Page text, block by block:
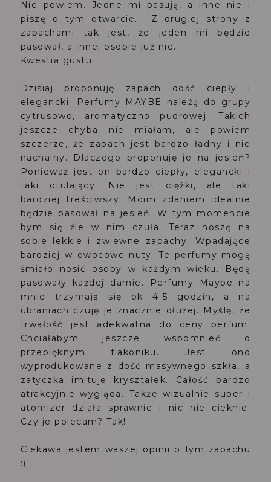
Nie powiem. Jedne mi pasują, a inne nie i
piszę o tym otwarcie. Z drugiej strony z
zapachami tak jest, że jeden mi będzie
pasował, a innej osobie już nie.
Kwestia gustu.
Dzisiaj proponuję zapach dość ciepły i
elegancki. Perfumy MAYBE należą do grupy
cytrusowo, aromatyczno pudrowej. Takich
jeszcze chyba nie miałam, ale powiem
szczerze, że zapach jest bardzo ładny i nie
nachalny. Dlaczego proponuję je na jesień?
Ponieważ jest on bardzo ciepły, elegancki i
taki otulający. Nie jest ciężki, ale taki
bardziej treściwszy. Moim zdaniem idealnie
będzie pasował na jesień. W tym momencie
bym się źle w nim czuła. Teraz noszę na
sobie lekkie i zwiewne zapachy. Wpadające
bardziej w owocowe nuty. Te perfumy mogą
śmiało nosić osoby w każdym wieku. Będą
pasowały każdej damie. Perfumy Maybe na
mnie trzymają się ok 4-5 godzin, a na
ubraniach czuję je znacznie dłużej. Myślę, że
trwałość jest adekwatna do ceny perfum.
Chciałabym jeszcze wspomnieć o
przepięknym flakoniku. Jest ono
wyprodukowane z dość masywnego szkła, a
zatyczka imituje kryształek. Całość bardzo
atrakcyjnie wygląda. Także wizualnie super i
atomizer działa sprawnie i nic nie cieknie.
Czy je polecam? Tak!
Ciekawa jestem waszej opinii o tym zapachu
:)